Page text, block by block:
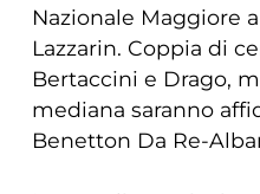
Nazionale Maggiore
Lazzarin. Coppia di
Bertaccini e Drago,
mediana saranno
Benetton Da Re-